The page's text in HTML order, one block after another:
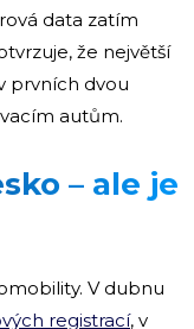
data zatím
že největší
prvních dvou
autům.
– ale je
V dubnu
registrací, v